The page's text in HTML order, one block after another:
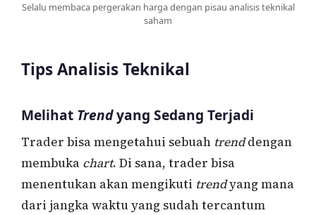
Selalu membaca pergerakan harga dengan pisau analisis teknikal
saham
Tips Analisis Teknikal
Melihat Trendyang Sedang Terjadi
Trader bisa mengetahui sebuah trenddengan
membuka chart. Di sana, trader bisa
menentukan akan mengikuti trendyang mana
dari jangka waktu yang sudah tercantum